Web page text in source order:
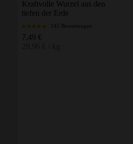
Kraftvolle Wurzel aus den
tiefen der Erde
145 Bewertungen
Angebot
7,49 €